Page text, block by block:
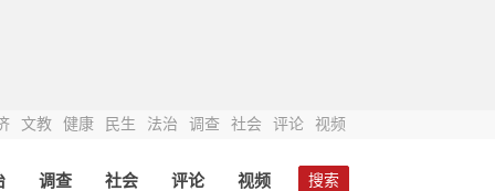
文教 健康 民生 法治 调查 社会 评论 视频
搜索
调查 社会 评论 视频